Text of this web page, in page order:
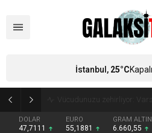
Vücudunuzu zehirliyor:
DOLAR
47,7111
EURO
55,1881
GRAM ALTIN
6.660,55
İstanbul, 25°CKapalı